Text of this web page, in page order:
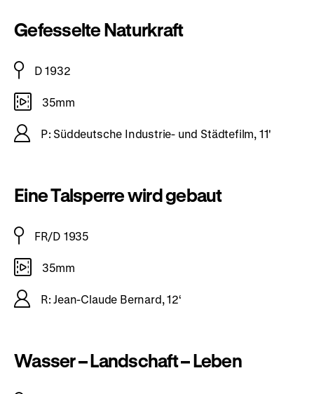
Gefesselte Naturkraft
D 1932
35mm
P: Süddeutsche Industrie- und Städtefilm, 11'
Eine Talsperre wird gebaut
FR/D 1935
35mm
R: Jean-Claude Bernard, 12‘
Wasser – Landschaft – Leben